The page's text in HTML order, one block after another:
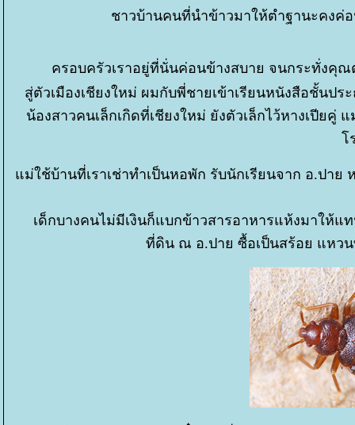
ชาวบ้านคนที่นำข้าวมาให้ตำฐานะคงค่
ครอบครัวเราอยู่ที่นั่นค่อนข้างสบาย จนกระทั่งคุ
สู่ตัวเมืองเชียงใหม่ ผมกับพี่ชายเข้าเรียนหนังสือชั้นป
น้องสาวคนเล็กเกิดที่เชียงใหม่ ยังตัวเล็กไว้หางเปียคู่
ร
ม่ใช้บ้านที่เราเช่าทำเป็นหอพัก รับนักเรียนจาก อ.ปาย
เด็กบางคนไม่มีเงินก็แบกข้าวสารอาหารแห้งมาให้
ที่ดิน ณ อ.ปาย ซื้อเป็นสร้อย แหวน